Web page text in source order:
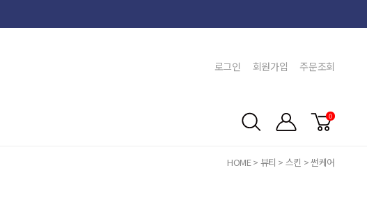
로그인 회원가입 주문조회
0
HOME> 뷰티 > 스킨 >썬케어